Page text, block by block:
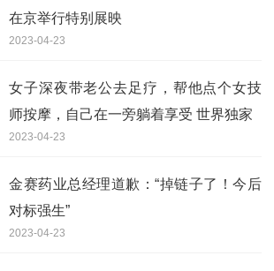
在京举行特别展映
2023-04-23
女子深夜带老公去足疗，帮他点个女技
师按摩，自己在一旁躺着享受 世界独家
2023-04-23
金赛药业总经理道歉：“掉链子了！今后
对标强生”
2023-04-23